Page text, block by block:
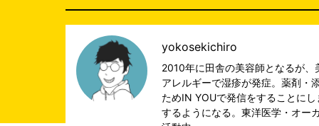
yokosekichiro
2010年に田舎の美容師となるが
アレルギーで湿疹が発症。薬剤・
ためIN YOUで発信をすることに
するようになる。東洋医学・オー